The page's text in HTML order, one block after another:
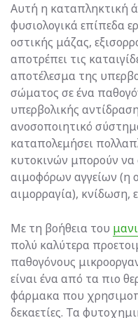
Αυτή η καταπληκτική
φυσιολογικά επίπεδα
οστικής μάζας,
αποτρέπει τις
αποτέλεσμα της
σώματος σε ένα
υπερβολικής
ανοσοποιητικό
καταπολεμήσει
κυτοκινών μπορούν
αιμοφόρων αγγείων (η
αιμορραγία), κνίδωση,
Με τη βοήθεια του
πολύ καλύτερα
παθογόνους
είναι ένα από τα πιο
φάρμακα που
δεκαετίες. Τα